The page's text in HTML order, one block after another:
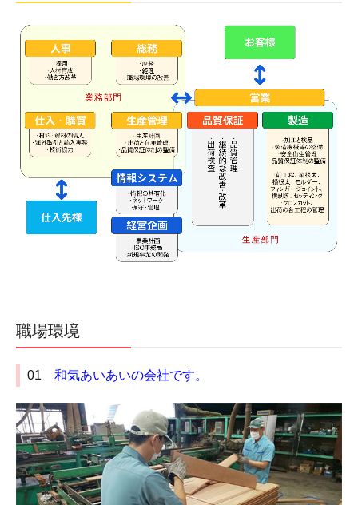
職場環境
01 和気あいあいの会社です。